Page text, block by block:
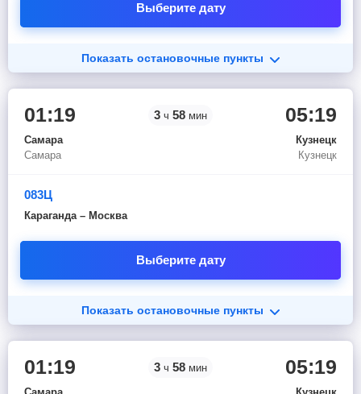
Выберите дату
Показать остановочные пункты
01:19
Самара
Самара
3 ч 58 мин 05:19
Кузнецк
Кузнецк
083Ц
Караганда – Москва
Выберите дату
Показать остановочные пункты
01:19 3 ч 58 мин 05:19